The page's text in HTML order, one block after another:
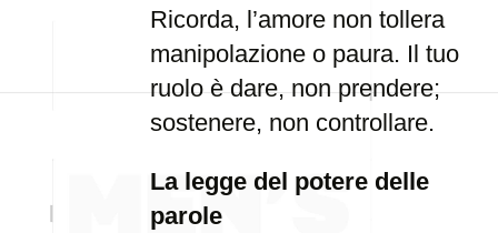
Ricorda, l’amore non tollera
manipolazione o paura. Il tuo
ruolo è dare, non prendere;
sostenere, non controllare.
La legge del potere delle
parole